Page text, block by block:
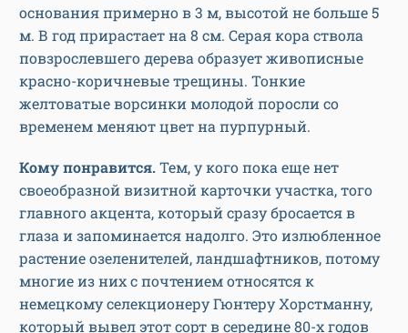
основания примерно в 3 м, высотой не больше 5
м. В год прирастает на 8 см. Серая кора ствола
повзрослевшего дерева образует живописные
красно-коричневые трещины. Тонкие
желтоватые ворсинки молодой поросли со
временем меняют цвет на пурпурный.
Кому понравится.Тем, у кого пока еще нет
своеобразной визитной карточки участка, того
главного акцента, который сразу бросается в
глаза и запоминается надолго. Это излюбленное
растение озеленителей, ландшафтников, потому
многие из них с почтением относятся к
немецкому селекционеру Гюнтеру Хорстманну,
который вывел этот сорт в середине 80-х годов